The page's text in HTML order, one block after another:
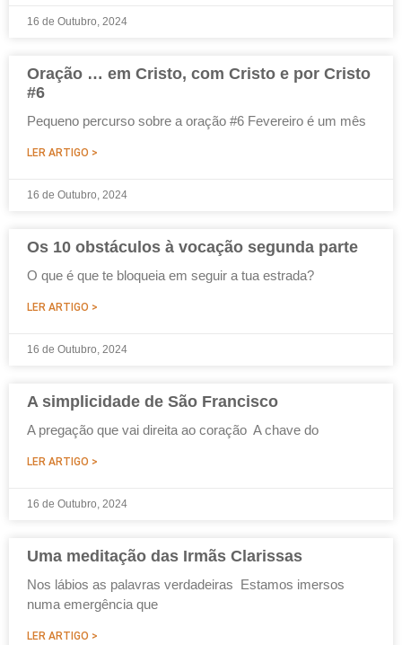
16 de Outubro, 2024
Oração … em Cristo, com Cristo e por Cristo
#6
Pequeno percurso sobre a oração #6 Fevereiro é um mês
LER ARTIGO >
16 de Outubro, 2024
Os 10 obstáculos à vocação segunda parte
O que é que te bloqueia em seguir a tua estrada?
LER ARTIGO >
16 de Outubro, 2024
A simplicidade de São Francisco
A pregação que vai direita ao coração A chave do
LER ARTIGO >
16 de Outubro, 2024
Uma meditação das Irmãs Clarissas
Nos lábios as palavras verdadeiras Estamos imersos
numa emergência que
LER ARTIGO >